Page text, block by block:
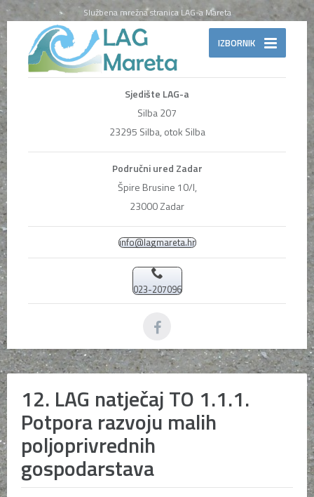
Službena mrežna stranica LAG-a Mareta
IZBORNIK
Sjedište LAG-a
Silba 207
23295 Silba, otok Silba
Područni ured Zadar
Špire Brusine 10/I,
23000 Zadar
info@lagmareta.hr
023-207096
12. LAG natječaj TO 1.1.1.
Potpora razvoju malih
poljoprivrednih
gospodarstava